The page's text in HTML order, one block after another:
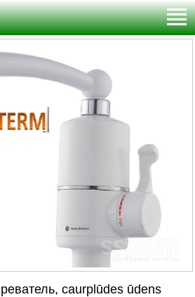
сaurplūdes ūdens